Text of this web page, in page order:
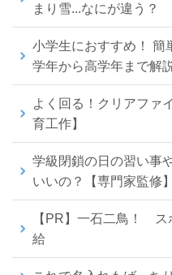
まり雪...なにが違う？
小学生におすすめ！ 簡
学年から高学年まで解
よく回る！クリアファ
育工作】
学級閉鎖の日の習い事
いいの？【専門家監修】
【PR】一石二鳥！ ス
給